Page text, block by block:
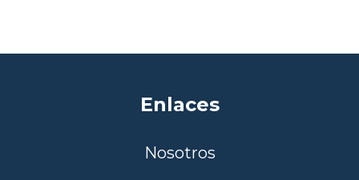
Enlaces
Nosotros